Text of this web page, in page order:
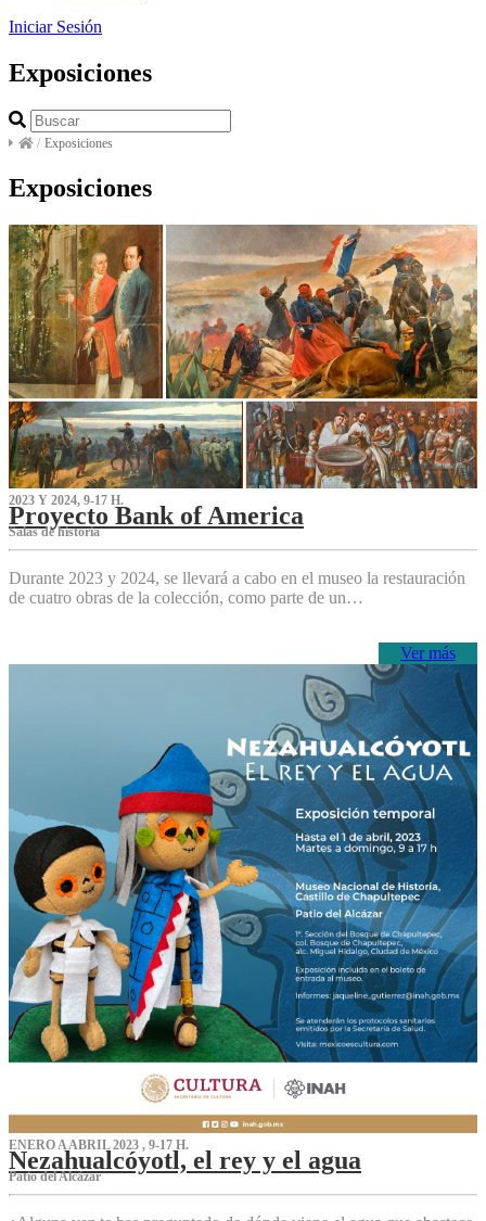
Iniciar Sesión
Exposiciones
/ Exposiciones
Exposiciones
2023 Y 2024, 9-17 H.
Proyecto Bank of America
S‌alas de historia
Durante 2023 y 2024, se llevará a cabo en el museo la restauración
de cuatro obras de la colección, como parte de un…
Ver más
ENERO A ABRIL 2023 , 9-17 H.
Nezahualcóyotl, el rey y el agua
Patio del Alcázar